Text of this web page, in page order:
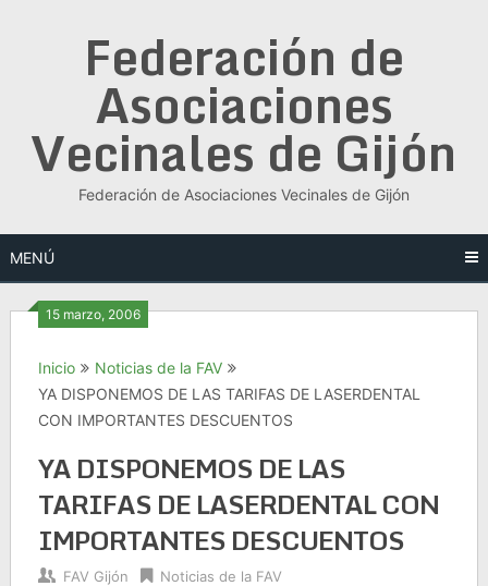
Federación de
Asociaciones
Vecinales de Gijón
Federación de Asociaciones Vecinales de Gijón
MENÚ
15 marzo, 2006
Inicio
Noticias de la FAV
YA DISPONEMOS DE LAS TARIFAS DE LASERDENTAL
CON IMPORTANTES DESCUENTOS
YA DISPONEMOS DE LAS
TARIFAS DE LASERDENTAL CON
IMPORTANTES DESCUENTOS
FAV Gijón Noticias de la FAV